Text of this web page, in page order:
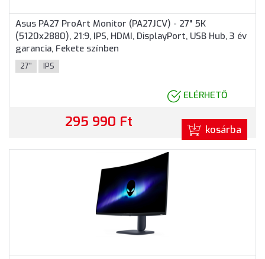
Asus PA27 ProArt Monitor (PA27JCV) - 27" 5K
(5120x2880), 21:9, IPS, HDMI, DisplayPort, USB Hub, 3 év
garancia, Fekete színben
27" IPS
ELÉRHETŐ
295 990 Ft kosárba